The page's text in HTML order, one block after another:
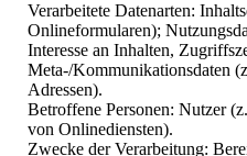
Verarbeitete Datenarten:
Onlineformularen);
Interesse an Inhalten,
Meta-/Kommunikationsdaten
Adressen).
Betroffene Personen: Nutzer
von Onlinediensten).
Zwecke der Verarbeitung: